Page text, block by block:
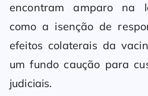
encontram amparo na
como a isenção de
efeitos colaterais da
um fundo caução para
judiciais.